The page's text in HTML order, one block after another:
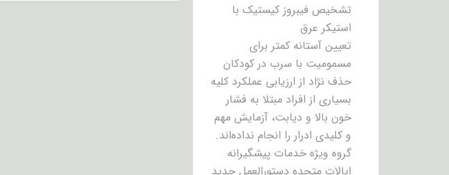
تشخیص فیبروز کیستیک با
استیکر عرق
تعیین آستانه کمتر برای
مسمومیت با سرب در کودکان
حذف نژاد از ارزیابی عملکرد کلیه
بسیاری از افراد مبتلا به فشار
خون بالا و دیابت، آزمایش مهم
و کلیدی ادرار را انجام نداده‌اند.
گروه ویژه خدمات پیشگیرانه
ایالات متحده دستورالعمل جدید